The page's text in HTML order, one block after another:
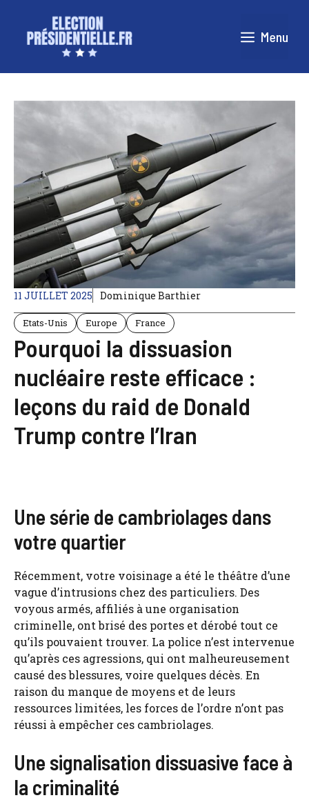
contenu
Menu
11 JUILLET 2025 Dominique Barthier
Etats-Unis Europe France
Pourquoi la dissuasion
nucléaire reste efficace :
leçons du raid de Donald
Trump contre l’Iran
Une série de cambriolages dans
votre quartier
Récemment, votre voisinage a été le théâtre d’une
vague d’intrusions chez des particuliers. Des
voyous armés, affiliés à une organisation
criminelle, ont brisé des portes et dérobé tout ce
qu’ils pouvaient trouver. La police n’est intervenue
qu’après ces agressions, qui ont malheureusement
causé des blessures, voire quelques décès. En
raison du manque de moyens et de leurs
ressources limitées, les forces de l’ordre n’ont pas
réussi à empêcher ces cambriolages.
Une signalisation dissuasive face à
la criminalité